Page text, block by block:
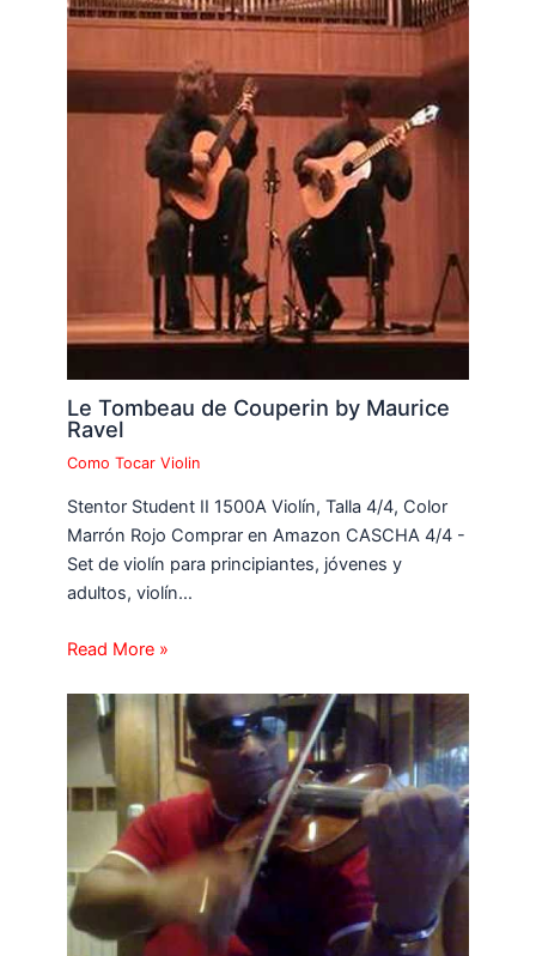
Le Tombeau de Couperin by Maurice
Ravel
Como Tocar Violin
Stentor Student II 1500A Violín, Talla 4/4, Color
Marrón Rojo Comprar en Amazon CASCHA 4/4 -
Set de violín para principiantes, jóvenes y
adultos, violín…
Read More »